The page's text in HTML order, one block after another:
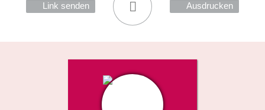
Link senden Ausdrucken